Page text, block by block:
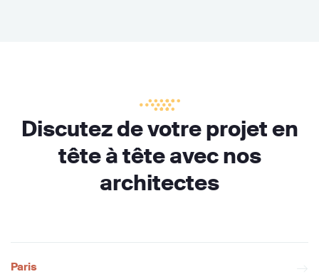
Discutez de votre projet en
tête à tête avec nos
architectes
Paris